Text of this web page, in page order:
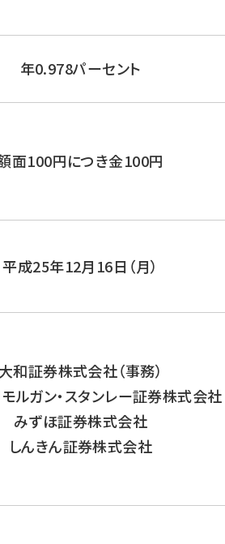
年0.978パーセント
面100円につき金100円
平成25年12月16日（月）
大和証券株式会社（事務）
モルガン・スタンレー証券株式会社
みずほ証券株式会社
しんきん証券株式会社